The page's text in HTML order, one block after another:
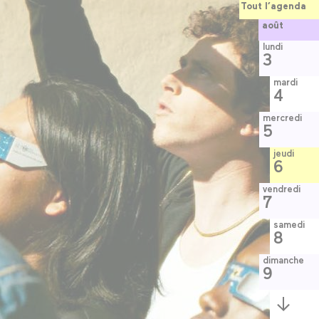
Tout l’agenda
août
lundi
3
mardi
4
mercredi
5
jeudi
6
vendredi
7
samedi
8
dimanche
9
Semaine
suivante